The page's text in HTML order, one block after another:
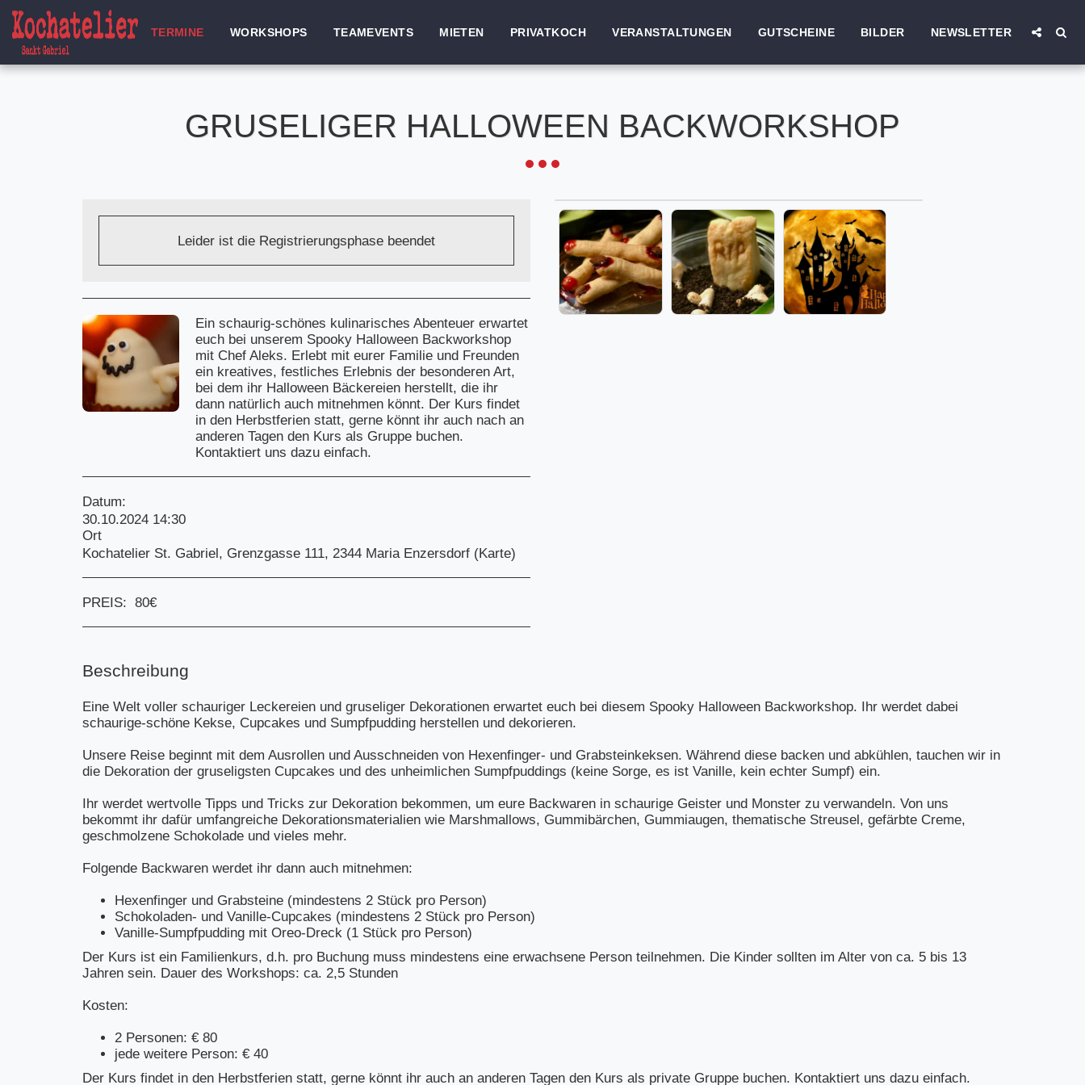
TERMINE WORKSHOPS TEAMEVENTS MIETEN PRIVATKOCH VERANSTALTUNGEN GUTSCHEINE BILDER NEWSLETTER
GRUSELIGER HALLOWEEN BACKWORKSHOP
Leider ist die Registrierungsphase beendet
Ein schaurig-schönes kulinarisches Abenteuer erwartet
euch bei unserem Spooky Halloween Backworkshop
mit Chef Aleks. Erlebt mit eurer Familie und Freunden
ein kreatives, festliches Erlebnis der besonderen Art,
bei dem ihr Halloween Bäckereien herstellt, die ihr
dann natürlich auch mitnehmen könnt. Der Kurs findet
in den Herbstferien statt, gerne könnt ihr auch nach an
anderen Tagen den Kurs als Gruppe buchen.
Kontaktiert uns dazu einfach.
Datum:
30.10.2024 14:30
Ort
Kochatelier St. Gabriel, Grenzgasse 111, 2344 Maria Enzersdorf (Karte)
PREIS: 80€
Beschreibung
Eine Welt voller schauriger Leckereien und gruseliger Dekorationen erwartet euch bei diesem Spooky Halloween Backworkshop. Ihr werdet dabei
schaurige-schöne Kekse, Cupcakes und Sumpfpudding herstellen und dekorieren.
Unsere Reise beginnt mit dem Ausrollen und Ausschneiden von Hexenfinger- und Grabsteinkeksen. Während diese backen und abkühlen, tauchen wir in
die Dekoration der gruseligsten Cupcakes und des unheimlichen Sumpfpuddings (keine Sorge, es ist Vanille, kein echter Sumpf) ein.
Ihr werdet wertvolle Tipps und Tricks zur Dekoration bekommen, um eure Backwaren in schaurige Geister und Monster zu verwandeln. Von uns
bekommt ihr dafür umfangreiche Dekorationsmaterialien wie Marshmallows, Gummibärchen, Gummiaugen, thematische Streusel, gefärbte Creme,
geschmolzene Schokolade und vieles mehr.
Folgende Backwaren werdet ihr dann auch mitnehmen:
Hexenfinger und Grabsteine (mindestens 2 Stück pro Person)
Schokoladen- und Vanille-Cupcakes (mindestens 2 Stück pro Person)
Vanille-Sumpfpudding mit Oreo-Dreck (1 Stück pro Person)
Der Kurs ist ein Familienkurs, d.h. pro Buchung muss mindestens eine erwachsene Person teilnehmen. Die Kinder sollten im Alter von ca. 5 bis 13
Jahren sein. Dauer des Workshops: ca. 2,5 Stunden
Kosten:
2 Personen: € 80
jede weitere Person: € 40
Der Kurs findet in den Herbstferien statt, gerne könnt ihr auch an anderen Tagen den Kurs als private Gruppe buchen. Kontaktiert uns dazu einfach.